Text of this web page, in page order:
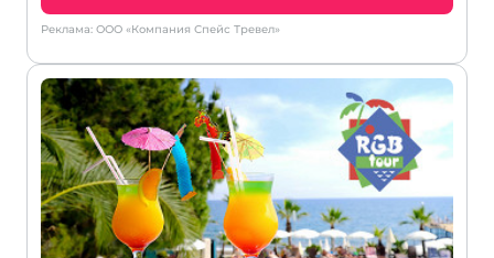
Реклама: ООО «Компания Спейс Тревел»